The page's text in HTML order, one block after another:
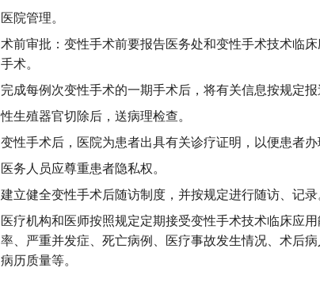
医院管理。
术前审批：变性手术前要报告医务处和变性手术技术临
手术。
完成每例次变性手术的一期手术后，将有关信息按规定报
性生殖器官切除后，送病理检查。
变性手术后，医院为患者出具有关诊疗证明，以便患者办
医务人员应尊重患者隐私权。
建立健全变性手术后随访制度，并按规定进行随访、记录
医疗机构和医师按照规定定期接受变性手术技术临床应
率、严重并发症、死亡病例、医疗事故发生情况、术后
病历质量等。